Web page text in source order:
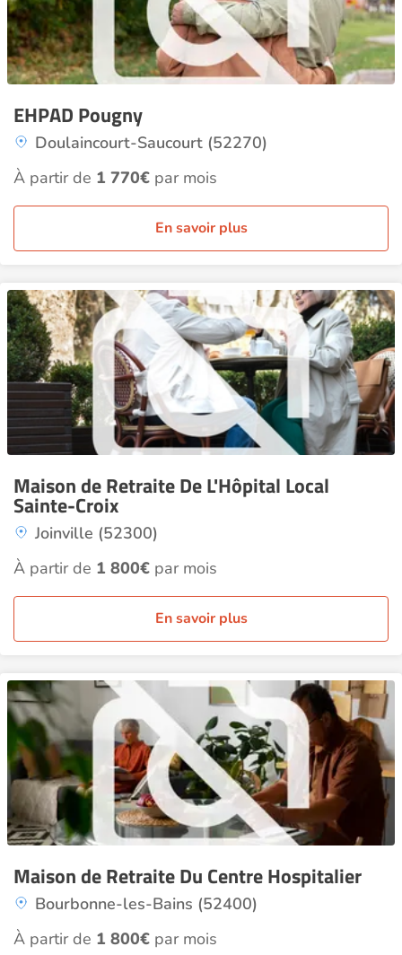
EHPAD Pougny
Doulaincourt-Saucourt (52270)
À partir de 1 770€ par mois
En savoir plus
Maison de Retraite De L'Hôpital Local
Sainte-Croix
Joinville (52300)
À partir de 1 800€ par mois
En savoir plus
Maison de Retraite Du Centre Hospitalier
Bourbonne-les-Bains (52400)
À partir de 1 800€ par mois